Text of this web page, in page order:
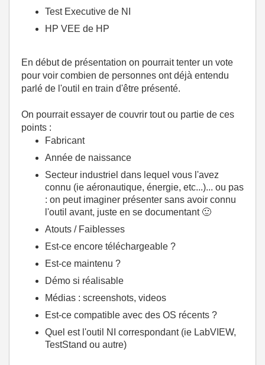
Test Executive de NI
HP VEE de HP
En début de présentation on pourrait tenter un vote
pour voir combien de personnes ont déjà entendu
parlé de l'outil en train d'être présenté.
On pourrait essayer de couvrir tout ou partie de ces
points :
Fabricant
Année de naissance
Secteur industriel dans lequel vous l'avez
connu (ie aéronautique, énergie, etc...)... ou pas
: on peut imaginer présenter sans avoir connu
l'outil avant, juste en se documentant 🙂
Atouts / Faiblesses
Est-ce encore téléchargeable ?
Est-ce maintenu ?
Démo si réalisable
Médias : screenshots, videos
Est-ce compatible avec des OS récents ?
Quel est l'outil NI correspondant (ie LabVIEW,
TestStand ou autre)